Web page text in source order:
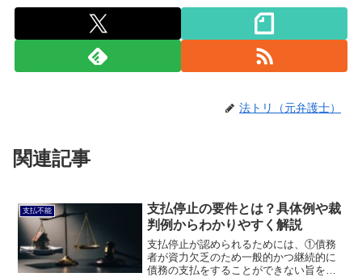
法トリ（元弁護士）
関連記事
支払不能
支払停止の要件とは？具体例や裁
判例からわかりやすく解説
支払停止が認められるためには、①債務
者が資力欠乏のため一般的かつ継続的に
債務の支払をすることができない旨を表